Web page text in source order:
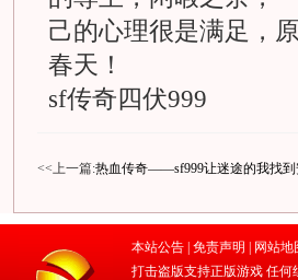
己的心理很是满足，
春天！
sf传奇四伏999
<<上一篇:热血传奇——sf999让迷途的我找到
本站公告 | 免责声明
网站地
打击盗版支持正版游戏 任